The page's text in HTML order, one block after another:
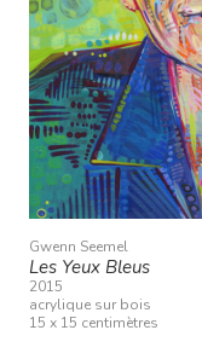
Gwenn Seemel
Les Yeux Bleus
2015
acrylique sur bois
15 x 15 centimètres